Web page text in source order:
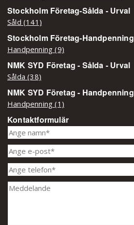
Stockholm Företag-Sålda - Urval
Såld (141)
Stockholm Företag-Handpenning
Handpenning (9)
NMK SYD Företag - Sålda - Urval
Sålda (38)
NMK SYD Företag - Handpenning
Handpenning (1)
Kontaktformulär